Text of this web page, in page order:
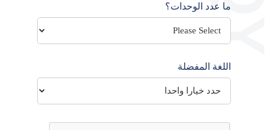
ما عدد الوحدات؟
اللغة المفضلة